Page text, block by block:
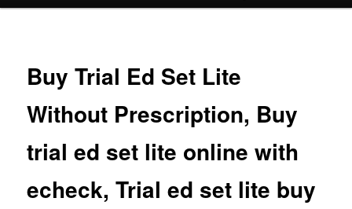
Buy Trial Ed Set Lite
Without Prescription, Buy
trial ed set lite online with
echeck, Trial ed set lite buy